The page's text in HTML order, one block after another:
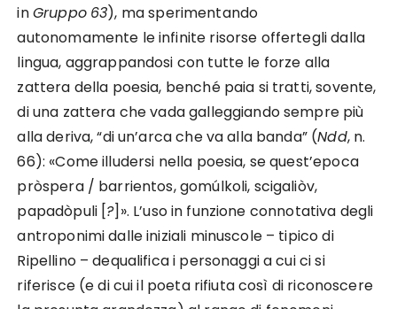
inGruppo 63), ma sperimentando
autonomamente le infinite risorse offertegli dalla
lingua, aggrappandosi con tutte le forze alla
zattera della poesia, benché paia si tratti, sovente,
di una zattera che vada galleggiando sempre più
alla deriva, “di un’arca che va alla banda” (Ndd, n.
66): «Come illudersi nella poesia, se quest’epoca
pròspera / barrientos, gomúlkoli, scigaliòv,
papadòpuli [?]». L’uso in funzione connotativa degli
antroponimi dalle iniziali minuscole – tipico di
Ripellino – dequalifica i personaggi a cui ci si
riferisce (e di cui il poeta rifiuta così di riconoscere